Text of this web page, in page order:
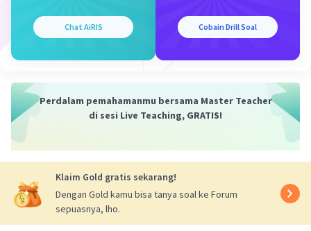
Chat AiRIS Cobain Drill Soal
Perdalam pemahamanmu bersama Master Teacher
di sesi Live Teaching, GRATIS!
Klaim Gold gratis sekarang!
Dengan Gold kamu bisa tanya soal ke Forum
sepuasnya, lho.